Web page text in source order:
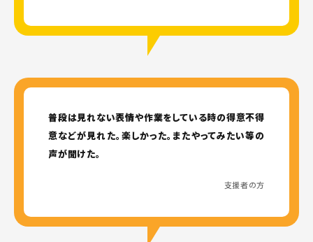
普段は見れない表情や作業をしている時の得意不得
意などが見れた。楽しかった。またやってみたい等の
声が聞けた。
支援者の方